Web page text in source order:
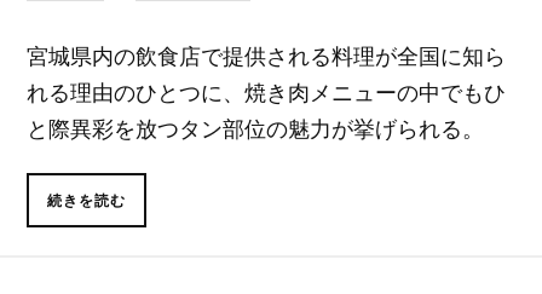
宮城県内の飲食店で提供される料理が全国に知ら
れる理由のひとつに、焼き肉メニューの中でもひ
と際異彩を放つタン部位の魅力が挙げられる。
続きを読む